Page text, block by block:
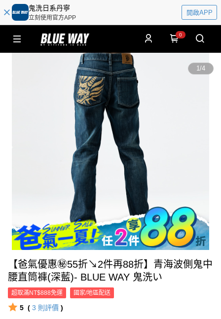
鬼洗日系丹寧
立刻使用官方APP
開啟APP
0
1/4
【爸氣優惠㊙55折↘2件再88折】青海波側鬼中
腰直筒褲(深藍)- BLUE WAY 鬼洗い
超取滿NT$888免運 國家/地區配送
5 ( 3 則評價 )